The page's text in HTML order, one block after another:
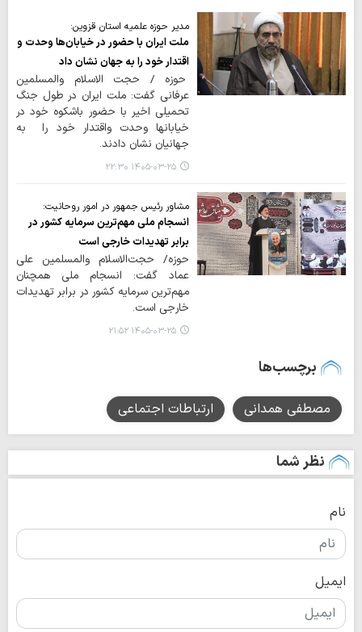
مدیر حوزه علمیه استان قزوین:
ملت ایران با حضور در خیابان‌ها وحدت و
اقتدار خود را به جهان نشان داد
حوزه / حجت الاسلام والمسلمین
عرفانی گفت: ملت ایران در طول جنگ
تحمیلی اخیر با حضور باشکوه خود در
خیابانها وحدت واقتدار خود را به
جهانیان نشان دادند.
۱۴۰۵-۰۳-۲۵ ۲۲:۳۰
مشاور رئیس جمهور در امور روحانیت:
انسجام ملی مهم‌ترین سرمایه کشور در
برابر تهدیدات خارجی است
حوزه/ حجت‌الاسلام والمسلمین علی
عماد گفت: انسجام ملی همچنان
مهم‌ترین سرمایه کشور در برابر تهدیدات
خارجی است.
۱۴۰۵-۰۳-۲۵ ۲۱:۵۲
برچسب‌ها
مصطفی همدانی ارتباطات اجتماعی
نظر شما
نام
ایمیل